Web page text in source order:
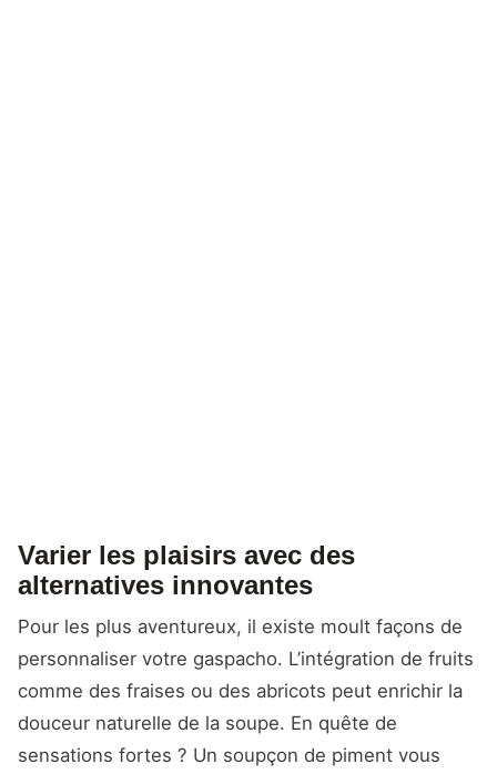
Varier les plaisirs avec des
alternatives innovantes
Pour les plus aventureux, il existe moult façons de
personnaliser votre gaspacho. L’intégration de fruits
comme des fraises ou des abricots peut enrichir la
douceur naturelle de la soupe. En quête de
sensations fortes ? Un soupçon de piment vous